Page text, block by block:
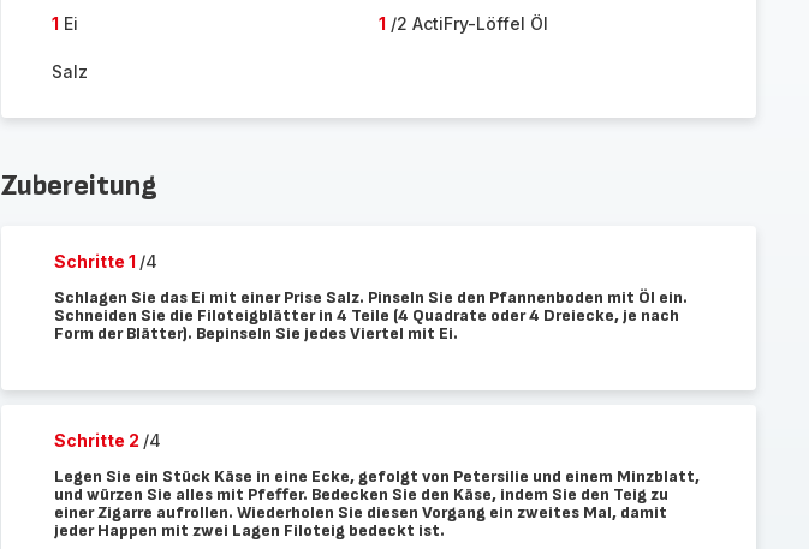
1 Ei 1 /2 ActiFry-Löffel Öl
Salz
Zubereitung
Schritte 1 /4
Schlagen Sie das Ei mit einer Prise Salz. Pinseln Sie den Pfannenboden mit Öl ein.
Schneiden Sie die Filoteigblätter in 4 Teile (4 Quadrate oder 4 Dreiecke, je nach
Form der Blätter). Bepinseln Sie jedes Viertel mit Ei.
Schritte 2 /4
Legen Sie ein Stück Käse in eine Ecke, gefolgt von Petersilie und einem Minzblatt,
und würzen Sie alles mit Pfeffer. Bedecken Sie den Käse, indem Sie den Teig zu
einer Zigarre aufrollen. Wiederholen Sie diesen Vorgang ein zweites Mal, damit
jeder Happen mit zwei Lagen Filoteig bedeckt ist.